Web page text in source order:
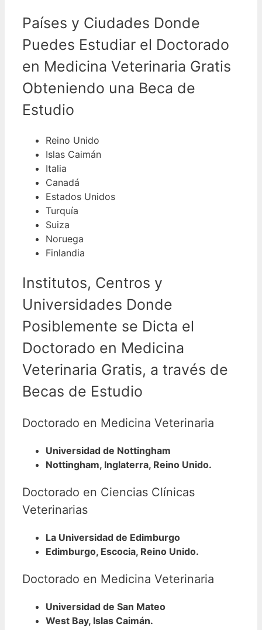
Países y Ciudades Donde
Puedes Estudiar el Doctorado
en Medicina Veterinaria Gratis
Obteniendo una Beca de
Estudio
Reino Unido
Islas Caimán
Italia
Canadá
Estados Unidos
Turquía
Suiza
Noruega
Finlandia
Institutos, Centros y
Universidades Donde
Posiblemente se Dicta el
Doctorado en Medicina
Veterinaria Gratis, a través de
Becas de Estudio
Doctorado en Medicina Veterinaria
Universidad de Nottingham
Nottingham, Inglaterra, Reino Unido.
Doctorado en Ciencias Clínicas
Veterinarias
La Universidad de Edimburgo
Edimburgo, Escocia, Reino Unido.
Doctorado en Medicina Veterinaria
Universidad de San Mateo
West Bay, Islas Caimán.